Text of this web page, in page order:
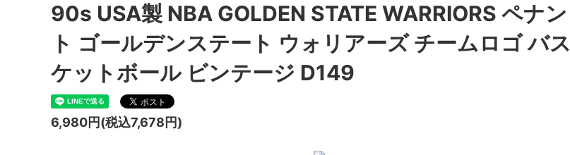
90s USA製 NBA GOLDEN STATE WARRIORS ペナン
ト ゴールデンステート ウォリアーズ チームロゴ バス
ケットボール ビンテージ D149
6,980円(税込7,678円)